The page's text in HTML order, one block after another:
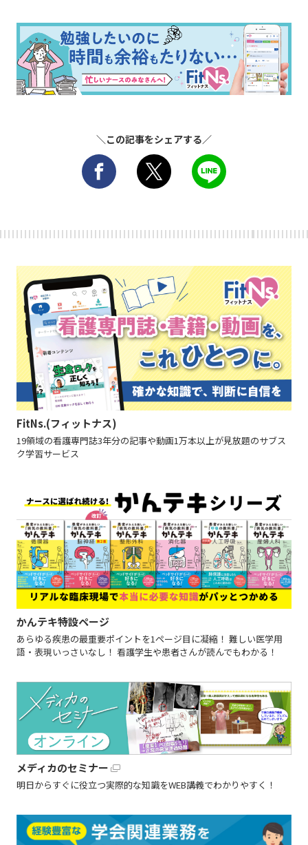
＼この記事をシェアする／
FitNs.(フィットナス)
19領域の看護専門誌3年分の記事や動画1万本以上が見放題のサブス
ク学習サービス
かんテキ特設ページ
あらゆる疾患の最重要ポイントを1ページ目に凝縮！ 難しい医学用
語・表現いっさいなし！ 看護学生や患者さんが読んでもわかる！
メディカのセミナー
明日からすぐに役立つ実際的な知識をWEB講義でわかりやすく！